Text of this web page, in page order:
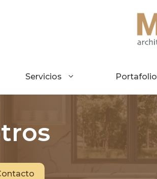
Servicios Portafolio